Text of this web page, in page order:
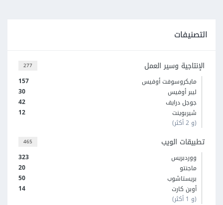
التصنيفات
277 الإنتاجية وسير العمل
157
مايكروسوفت أوفيس
30
ليبر أوفيس
42
جوجل درايف
12
شيربوينت
(و 2 أكثر)
465 تطبيقات الويب
323
ووردبريس
20
ماجنتو
50
بريستاشوب
14
أوبن كارت
(و 1 أكثر)